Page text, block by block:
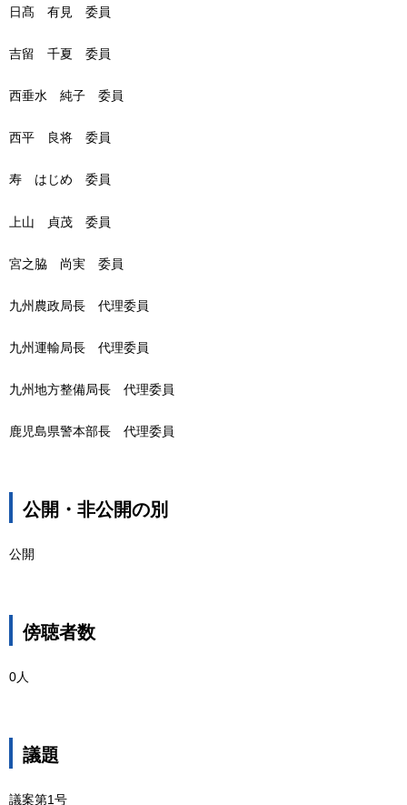
日髙 有見 委員
吉留 千夏 委員
西垂水 純子 委員
西平 良将 委員
寿 はじめ 委員
上山 貞茂 委員
宮之脇 尚実 委員
九州農政局長 代理委員
九州運輸局長 代理委員
九州地方整備局長 代理委員
鹿児島県警本部長 代理委員
公開・非公開の別
公開
傍聴者数
0人
議題
議案第1号